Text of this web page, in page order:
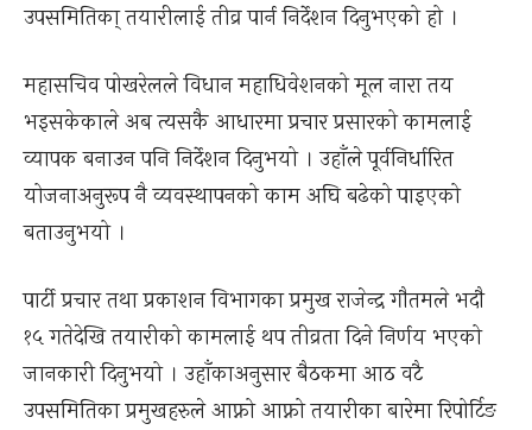
उपसमितिका् तयारीलाई तीव्र पार्न निर्देशन दिनुभएको हो ।
महासचिव पोखरेलले विधान महाधिवेशनको मूल नारा तय
भइसकेकाले अब त्यसकै आधारमा प्रचार प्रसारको कामलाई
व्यापक बनाउन पनि निर्देशन दिनुभयो । उहाँले पूर्वनिर्धारित
योजनाअनुरूप नै व्यवस्थापनको काम अघि बढेको पाइएको
बताउनुभयो ।
पार्टी प्रचार तथा प्रकाशन विभागका प्रमुख राजेन्द्र गौतमले भदौ
१५ गतेदेखि तयारीको कामलाई थप तीव्रता दिने निर्णय भएको
जानकारी दिनुभयो । उहाँकाअनुसार बैठकमा आठ वटै
उपसमितिका प्रमुखहरुले आफ्नो आफ्नो तयारीका बारेमा रिपोर्टिङ